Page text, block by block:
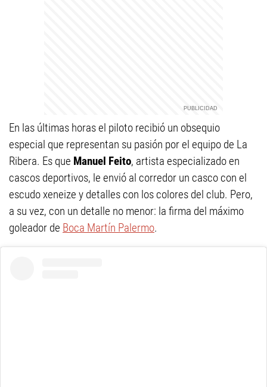
En las últimas horas el piloto recibió un obsequio
especial que representan su pasión por el equipo de La
Ribera. Es que Manuel Feito, artista especializado en
cascos deportivos, le envió al corredor un casco con el
escudo xeneize y detalles con los colores del club. Pero,
a su vez, con un detalle no menor: la firma del máximo
goleador de Boca Martín Palermo.